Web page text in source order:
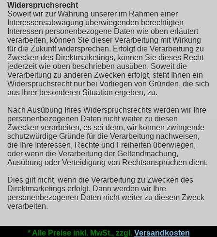
Widerspruchsrecht
Soweit wir zur Wahrung unserer im Rahmen einer
Interessensabwägung überwiegenden berechtigten
Interessen personenbezogene Daten wie oben erläutert
verarbeiten, können Sie dieser Verarbeitung mit Wirkung
für die Zukunft widersprechen. Erfolgt die Verarbeitung zu
Zwecken des Direktmarketings, können Sie dieses Recht
jederzeit wie oben beschrieben ausüben. Soweit die
Verarbeitung zu anderen Zwecken erfolgt, steht Ihnen ein
Widerspruchsrecht nur bei Vorliegen von Gründen, die sich
aus Ihrer besonderen Situation ergeben, zu.
Nach Ausübung Ihres Widerspruchsrechts werden wir Ihre
personenbezogenen Daten nicht weiter zu diesen
Zwecken verarbeiten, es sei denn, wir können zwingende
schutzwürdige Gründe für die Verarbeitung nachweisen,
die Ihre Interessen, Rechte und Freiheiten überwiegen,
oder wenn die Verarbeitung der Geltendmachung,
Ausübung oder Verteidigung von Rechtsansprüchen dient.
Dies gilt nicht, wenn die Verarbeitung zu Zwecken des
Direktmarketings erfolgt. Dann werden wir Ihre
personenbezogenen Daten nicht weiter zu diesem Zweck
verarbeiten.
* Alle Preise inkl. MwSt., zzgl. Versandkosten